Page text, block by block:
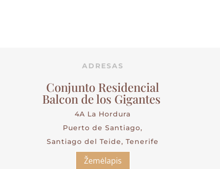
ADRESAS
Conjunto Residencial
Balcon de los Gigantes
4A La Hordura
Puerto de Santiago,
Santiago del Teide, Tenerife
Žemėlapis